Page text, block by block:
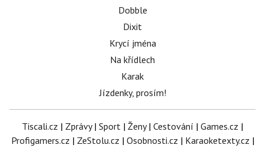
Dobble
Dixit
Krycí jména
Na křídlech
Karak
Jízdenky, prosím!
Tiscali.cz | Zprávy| Sport | Ženy| Cestování | Games.cz |
Profigamers.cz | ZeStolu.cz | Osobnosti.cz | Karaoketexty.cz |